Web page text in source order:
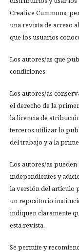
Creative Cummons,
una revista de acceso
que los usuarios
Los autores/as que
condiciones:
Los autores/as
el derecho de la
la licencia de
terceros utilizar lo
del trabajo y a la
Los autores/as
independientes y
la versión del artículo
un repositorio
indiquen claramente
esta revista.
Se permite y